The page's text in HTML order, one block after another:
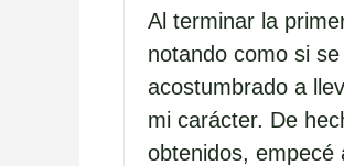
Al terminar la
notando como si
acostumbrado a
mi carácter. De
obtenidos, empecé